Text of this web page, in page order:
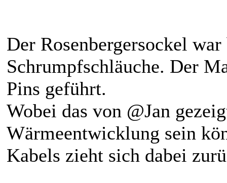
Der Rosenbergersockel
Schrumpfschläuche. Der
Pins geführt.
Wobei das von @Jan
Wärmeentwicklung sein
Kabels zieht sich dabei